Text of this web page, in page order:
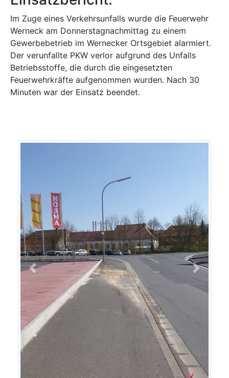
Im Zuge eines Verkehrsunfalls wurde die Feuerwehr
Werneck am Donnerstagnachmittag zu einem
Gewerbebetrieb im Wernecker Ortsgebiet alarmiert.
Der verunfallte PKW verlor aufgrund des Unfalls
Betriebsstoffe, die durch die eingesetzten
Feuerwehrkräfte aufgenommen wurden. Nach 30
Minuten war der Einsatz beendet.
Previous Next